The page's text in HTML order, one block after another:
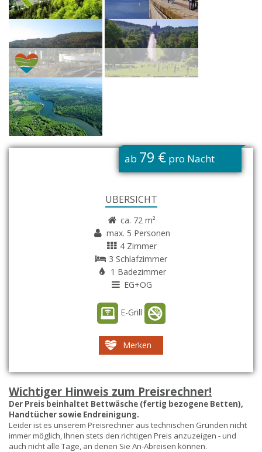
ab 79 € pro Nacht
ÜBERSICHT
ca. 72 m²
max. 5 Personen
4 Zimmer
3 Schlafzimmer
1 Badezimmer
EG+OG
E-Grill
Merken
Wichtiger Hinweis zum Preisrechner!
Der Preis beinhaltet Bettwäsche (fertig bezogene Betten),
Handtücher sowie Endreinigung.
Leider ist es unserem Preisrechner aus technischen Gründen nicht
immer möglich, Ihnen stets den richtigen Preis anzuzeigen - und
auch nicht alle Tage, an denen Sie An-Abreisen können.